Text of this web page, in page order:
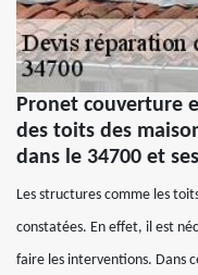
Pronet couverture
des toits des
dans le 34700 et
Les structures comme les
constatées. En effet, il est
faire les interventions. Dans